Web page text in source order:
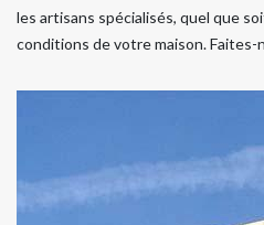
les artisans spécialisés, quel que
conditions de votre maison. Faites-